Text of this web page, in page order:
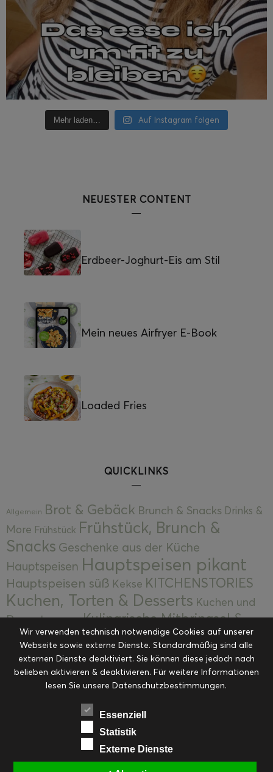
Mehr laden… Auf Instagram folgen
NEUESTER CONTENT
Erdbeer-Joghurt-Eis am Stil
Mein neues Airfryer E-Book
Loaded Fries
QUICKLINKS
Allgemein Brot & Gebäck Brunch & Snacks Drinks &
More Frühstück Frühstück, Brunch &
Snacks Geschenke aus der Küche
Hauptspeisen Hauptspeisen pikant
Hauptspeisen süß Kekse KITCHENSTORIES
Kuchen, Torten & Desserts Kuchen und
Desserts
Kulinarische Mitbringsel &
Eingemachtes Ohne Kategorie Ostern Resteküche
RezepteSaisonalSliderStartseite
Suppen, Salate & Vorspeisen Vorspeisen &
Vorspeisen, Salate & Suppen
Weihnachten Workshops & Events
Wir verwenden technisch notwendige Cookies auf unserer
Webseite sowie externe Dienste. Standardmäßig sind alle
externen Dienste deaktiviert. Sie können diese jedoch nach
belieben aktivieren & deaktivieren. Für weitere Informationen
lesen Sie unsere Datenschutzbestimmungen.
Essenziell
Statistik
Externe Dienste